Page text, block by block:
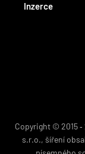
Inzerce
Copyright © 2015
s.r.o., šíření